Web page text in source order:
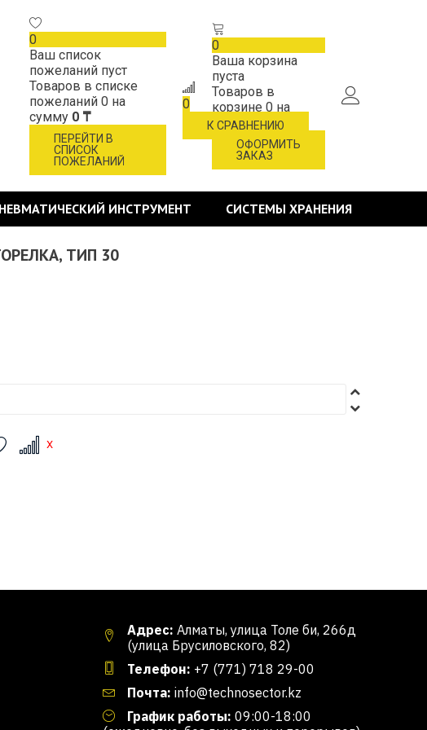
0
Ваш список
пожеланий пуст
Товаров в списке
пожеланий 0 на
сумму 0 ₸
ПЕРЕЙТИ В
СПИСОК
ПОЖЕЛАНИЙ
0
К СРАВНЕНИЮ
0
Ваша корзина
пуста
Товаров в
корзине 0 на
сумму0 ₸
ОФОРМИТЬ
ЗАКАЗ
ИНСТРУМЕНТ СИСТЕМЫ ХРАНЕНИЯ
ТИП 30
Адрес: Алматы, улица Толе би, 266д
(улица Брусиловского, 82)
Телефон: +7 (771) 718 29-00
Почта: info@technosector.kz
График работы: 09:00-18:00